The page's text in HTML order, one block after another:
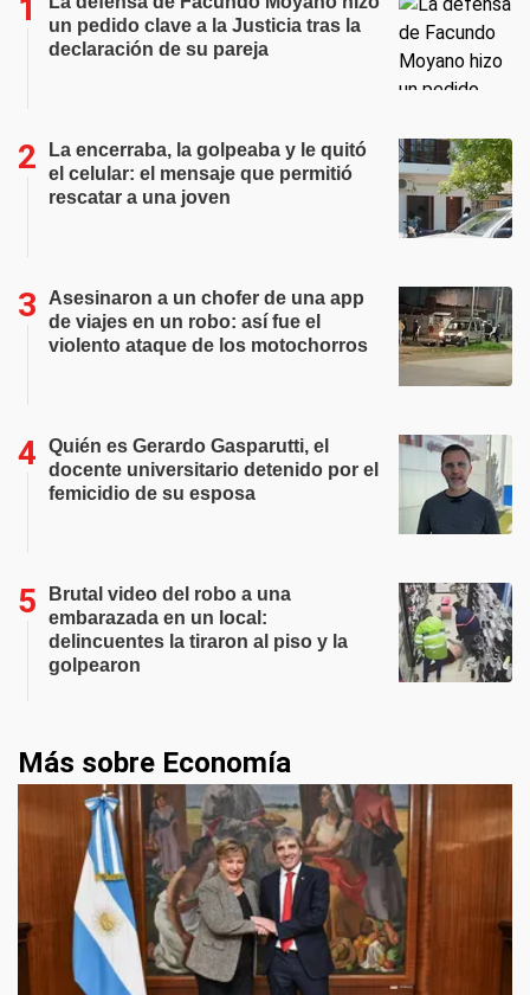
un pedido clave a la Justicia tras la
declaración de su pareja
La encerraba, la golpeaba y le quitó
el celular: el mensaje que permitió
rescatar a una joven
Asesinaron a un chofer de una app
de viajes en un robo: así fue el
violento ataque de los motochorros
Quién es Gerardo Gasparutti, el
docente universitario detenido por el
femicidio de su esposa
Brutal video del robo a una
embarazada en un local:
delincuentes la tiraron al piso y la
golpearon
Más sobre Economía